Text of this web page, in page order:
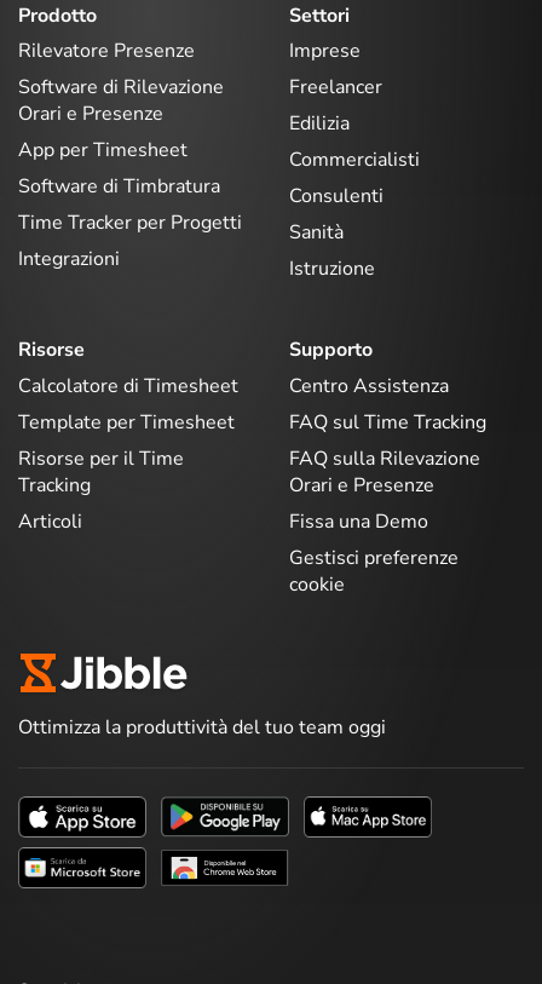
Prodotto
Rilevatore Presenze
Software di Rilevazione
Orari e Presenze
App per Timesheet
Software di Timbratura
Time Tracker per Progetti
Integrazioni
Settori
Imprese
Freelancer
Edilizia
Commercialisti
Consulenti
Sanità
Istruzione
Risorse
Calcolatore di Timesheet
Template per Timesheet
Risorse per il Time
Tracking
Articoli
Supporto
Centro Assistenza
FAQ sul Time Tracking
FAQ sulla Rilevazione
Orari e Presenze
Fissa una Demo
Gestisci preferenze
cookie
Ottimizza la produttività del tuo team oggi